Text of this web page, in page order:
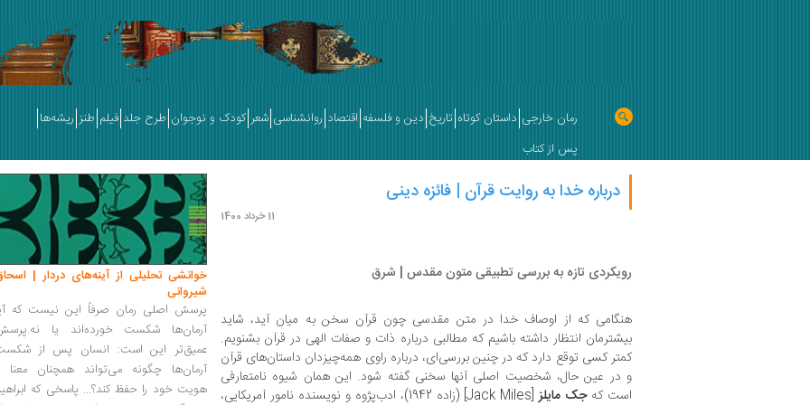
رمان خارجی داستان کوتاه تاریخ دین و فلسفه اقتصاد روانشناسی شعر کودک و نوجوان طرح جلد فیلم طنز ریشه‌ها
پس از کتاب
درباره خدا به روایت قرآن | فائزه دینی
11 خرداد 1400
رویکردی تازه به بررسی تطبیقی متون مقدس | شرق
هنگامی ‏که از اوصاف خدا در متن مقدسی چون قرآن سخن به میان آید، شاید
بیشترمان انتظار داشته باشیم که مطالبی درباره ذات و صفات الهی در قرآن بشنویم.
کمتر کسی توقع دارد که در چنین بررسی‌‏ای، درباره راوی همه‏‌چیزدان داستان‏‌های قرآن
و در عین حال، شخصیت اصلی آن‏ها سخنی گفته شود. این همان شیوه نامتعارفی
است کهجک مایلز
[Jack Miles] (زاده 1942)، ادب‏‌پژوه و نویسنده نامور آمریکایی،
خوانشی تحلیلی از آینه‌های دردار |
شیروانی
پرسش اصلی رمان صرفاً این نیست که
آرمان‌ها شکست خورده‌اند یا
عمیق‌تر این است: انسان پس از
آرمان‌ها چگونه می‌تواند همچنان معنا
هویت خود را حفظ کند؟... پاسخی که